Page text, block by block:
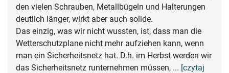
den vielen Schrauben, Metallbügeln und Halterungen
deutlich länger, wirkt aber auch solide.
Das einzig, was wir nicht wussten, ist, dass man die
Wetterschutzplane nicht mehr aufziehen kann, wenn
man ein Sicherheitsnetz hat. D.h. im Herbst werden wir
das Sicherheitsnetz runternehmen müssen, ... [czytaj